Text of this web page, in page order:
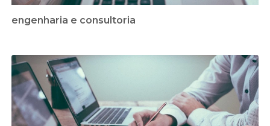
engenharia e consultoria